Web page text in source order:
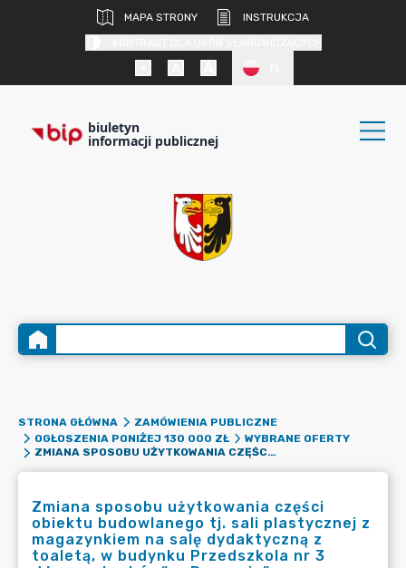
MAPA STRONY
INSTRUKCJA
biuletyn
informacji publicznej
STRONA GŁÓWNA
ZAMÓWIENIA PUBLICZNE
OGŁOSZENIA PONIŻEJ 130 000 ZŁ
WYBRANE OFERTY
ZMIANA SPOSOBU UŻYTKOWANIA CZĘŚCI OBIEKTU BUDOWLANEGO TJ. SALI PLASTYCZNEJ Z MAGAZYNKIEM NA SALĘ DYDAKTYCZNĄ Z TOALETĄ, W BUDYNKU PRZEDSZKOLA NR 3 „WYSPA SKARBÓW” W RASZYNIE”
Zmiana sposobu użytkowania części
obiektu budowlanego tj. sali plastycznej z
magazynkiem na salę dydaktyczną z
toaletą, w budynku Przedszkola nr 3